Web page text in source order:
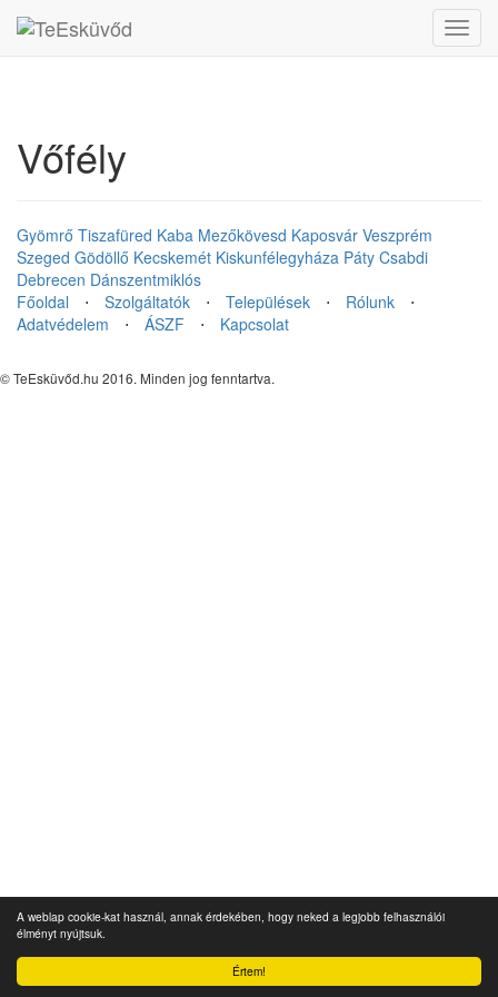
Értem!
A weblap cookie-kat használ, annak érdekében, hogy neked a legjobb felhasználói
élményt nyújtsuk.
Vőfély
Gyömrő Tiszafüred Kaba Mezőkövesd Kaposvár Veszprém
Szeged Gödöllő Kecskemét Kiskunfélegyháza Páty Csabdi
Debrecen Dánszentmiklós
Főoldal
⋅ Szolgáltatók ⋅ Települések ⋅ Rólunk
⋅
Adatvédelem
⋅ ÁSZF ⋅ Kapcsolat
© TeEsküvőd.hu 2016. Minden jog fenntartva.